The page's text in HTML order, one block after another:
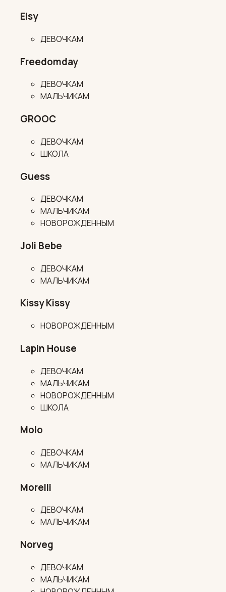
Elsy
ДЕВОЧКАМ
Freedomday
ДЕВОЧКАМ
МАЛЬЧИКАМ
GROOC
ДЕВОЧКАМ
ШКОЛА
Guess
ДЕВОЧКАМ
МАЛЬЧИКАМ
НОВОРОЖДЕННЫМ
Joli Bebe
ДЕВОЧКАМ
МАЛЬЧИКАМ
Kissy Kissy
НОВОРОЖДЕННЫМ
Lapin House
ДЕВОЧКАМ
МАЛЬЧИКАМ
НОВОРОЖДЕННЫМ
ШКОЛА
Molo
ДЕВОЧКАМ
МАЛЬЧИКАМ
Morelli
ДЕВОЧКАМ
МАЛЬЧИКАМ
Norveg
ДЕВОЧКАМ
МАЛЬЧИКАМ